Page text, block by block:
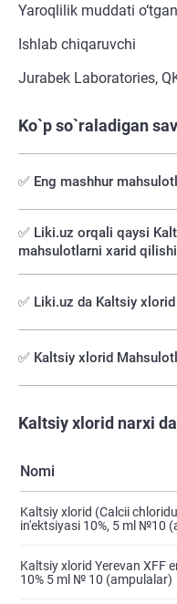
Yaroqlilik muddati
Ishlab chiqaruvchi
Jurabek Laboratories,
Ko`p so`raladigan
✅ Eng mashhur
✅️ Liki.uz orqali qaysi
mahsulotlarni xarid
✅ Liki.uz da Kaltsiy
✅ Kaltsiy xlorid
Kaltsiy xlorid narxi
Nomi
Kaltsiy xlorid (Calcii
in'ektsiyasi 10%, 5 ml №10
Kaltsiy xlorid Yerevan XFF
10% 5 ml № 10 (ampulalar)